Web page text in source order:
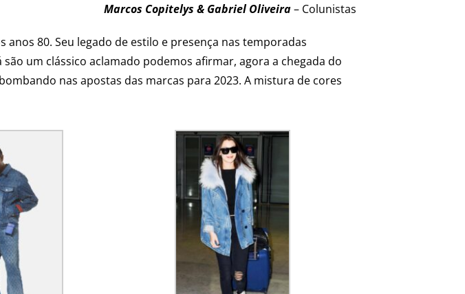
Marcos Copitelys & Gabriel Oliveira– Colunistas
80. Seu legado de estilo e presença nas temporadas
um clássico aclamado podemos afirmar, agora a chegada do
nas apostas das marcas para 2023. A mistura de cores